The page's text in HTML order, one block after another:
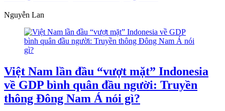
Nguyễn Lan
Việt Nam lần đầu “vượt mặt” Indonesia
về GDP bình quân đầu người: Truyền
thông Đông Nam Á nói gì?